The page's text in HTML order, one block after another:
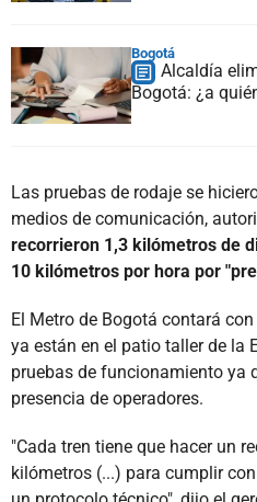
Bogotá
Alcaldía
Bogotá: ¿a
Las pruebas de rodaje se
medios de comunicación,
recorrieron 1,3 kilómetros de
10 kilómetros por hora por
El Metro de Bogotá contará
ya están en el patio taller de la
pruebas de funcionamiento ya
presencia de operadores.
"Cada tren tiene que hacer un
kilómetros (...) para cumplir